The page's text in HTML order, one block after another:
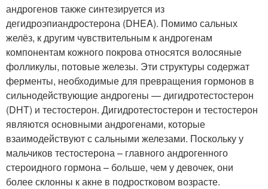
андрогенов также синтезируется из
дегидроэпиандростерона (DHEA). Помимо сальных
желёз, к другим чувствительным к андрогенам
компонентам кожного покрова относятся волосяные
фолликулы, потовые железы. Эти структуры содержат
ферменты, необходимые для превращения гормонов в
сильнодействующие андрогены — дигидротестостерон
(DHT) и тестостерон. Дигидротестостерон и тестостерон
являются основными андрогенами, которые
взаимодействуют с сальными железами. Поскольку у
мальчиков тестостерона – главного андрогенного
стероидного гормона – больше, чем у девочек, они
более склонны к акне в подростковом возрасте.